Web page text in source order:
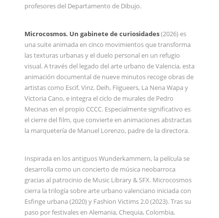
profesores del Departamento de Dibujo.
Microcosmos. Un gabinete de curiosidades(2026) es
una suite animada en cinco movimientos que transforma
las texturas urbanas y el duelo personal en un refugio
visual. A través del legado del arte urbano de Valencia, esta
animación documental de nueve minutos recoge obras de
artistas como Escif, Vinz, Deih, Fiigueers, La Nena Wapa y
Victoria Cano, e integra el ciclo de murales de Pedro
Mecinas en el propio CCCC. Especialmente significativo es
el cierre del film, que convierte en animaciones abstractas
la marquetería de Manuel Lorenzo, padre de la directora.
Inspirada en los antiguos Wunderkammern, la película se
desarrolla como un concierto de música neobarroca
gracias al patrocinio de Music Library & SFX. Microcosmos
cierra la trilogía sobre arte urbano valenciano iniciada con
Esfinge urbana (2020) y Fashion Victims 2.0 (2023). Tras su
paso por festivales en Alemania, Chequia, Colombia,